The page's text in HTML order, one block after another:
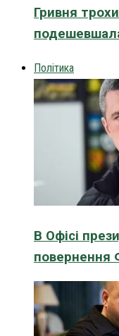
Гривня
Політика
В Офісі
повернення